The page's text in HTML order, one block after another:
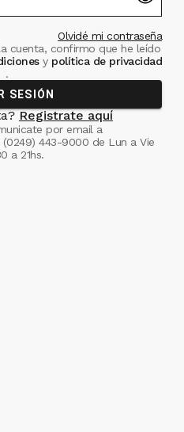
Olvidé mi contraseña
cuenta, confirmo que he leído
ypolítica de privacidad
.
SESIÓN
Registrate aquí
por email a
(0249) 443-9000 de Lun a Vie
a 21hs.